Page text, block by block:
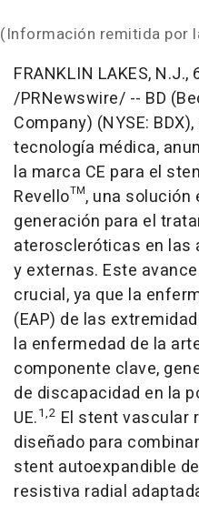
(Información remitida por
FRANKLIN LAKES, N.J.,
/PRNewswire/ -- BD
Company) (NYSE:
tecnología médica,
la marca CE para el
Revello™, una solución
generación para el
ateroscleróticas en las
y externas. Este
crucial, ya que la
(EAP) de las
la enfermedad de la
componente clave,
de discapacidad en la
UE.1,2 El stent vascular
diseñado para
stent autoexpandible
resistiva radial